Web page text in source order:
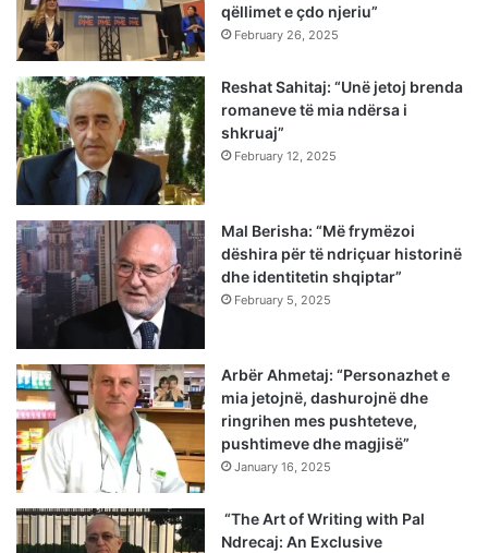
qëllimet e çdo njeriu”
February 26, 2025
Reshat Sahitaj: “Unë jetoj brenda
romaneve të mia ndërsa i
shkruaj”
February 12, 2025
Mal Berisha: “Më frymëzoi
dëshira për të ndriçuar historinë
dhe identitetin shqiptar”
February 5, 2025
Arbër Ahmetaj: “Personazhet e
mia jetojnë, dashurojnë dhe
ringrihen mes pushteteve,
pushtimeve dhe magjisë”
January 16, 2025
“The Art of Writing with Pal
Ndrecaj: An Exclusive